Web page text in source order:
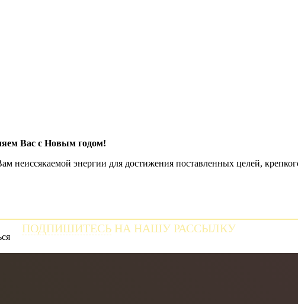
Вас с Новым годом!
энергии для достижения поставленных целей,
ПОДПИШИТЕСЬНА НАШУ РАССЫЛКУ